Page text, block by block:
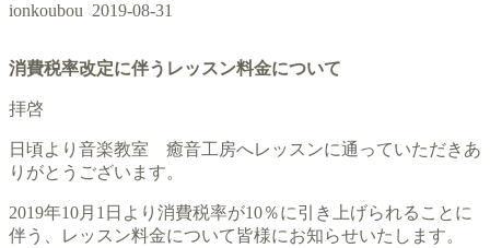
ionkoubou 2019-08-31
消費税率改定に伴うレッスン料金について
拝啓
日頃より音楽教室 癒音工房へレッスンに通っていただきあ
りがとうございます。
2019年10月1日より消費税率が10％に引き上げられることに
伴う、レッスン料金について皆様にお知らせいたします。